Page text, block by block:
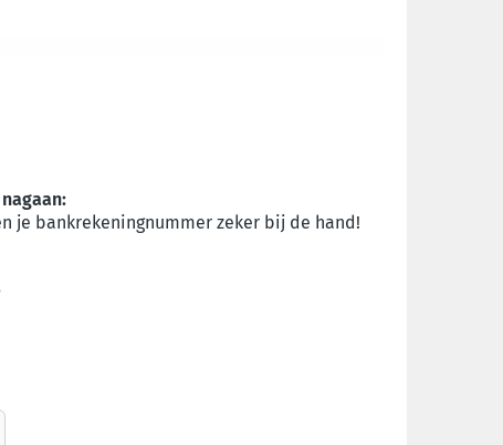
je bankrekeningnummer zeker bij de hand!